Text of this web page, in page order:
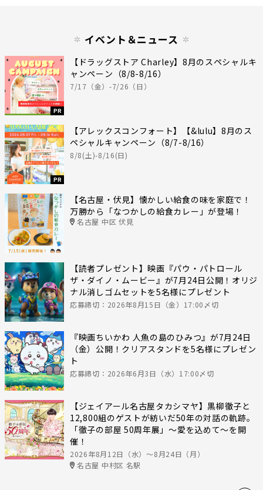
イベント＆ニュース
PR
【ドラッグストア Charley】8月のスペシャルキ
ャンペーン（8/8-8/16）
7/17（金）-7/26（日）
PR
【アレックスコンフォート】【&lulu】8月のス
ペシャルキャンペーン（8/7-8/16）
8/8(土)-8/16(日)
【名古屋・伏見】懐かしい給食の味を家庭で！
万勝から「なつかしの給食カレー」が登場！
名古屋 中区 伏見
【読者プレゼント】映画『パウ・パトロール
ザ・ダイノ・ムービー』が7月24日公開！オリジ
ナル消しゴムセットを5名様にプレゼント
応募締切：2026年8月15日（金）17:00〆切
『映画ちいかわ 人魚の島のひみつ』が7月24日
（金）公開！クリアスタンドを5名様にプレゼン
ト
応募締切：2026年6月3日（水）17:00〆切
【ジェイアール名古屋タカシマヤ】黒柳徹子と
12,800組のゲストが紡いだ50年の対話の軌跡。
「徹子の部屋 50周年展」～愛を込めて～を開
催！
2026年8月12日（水）〜8月24日（月）
名古屋 中村区 名駅